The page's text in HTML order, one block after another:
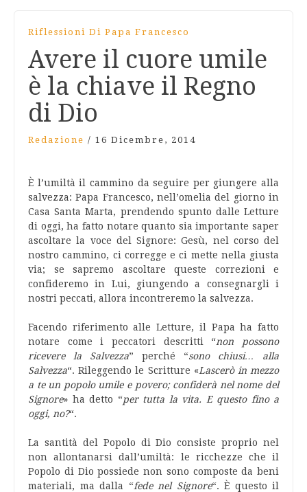
Riflessioni Di Papa Francesco
Avere il cuore umile
è la chiave il Regno
di Dio
Redazione / 16 Dicembre, 2014
È l’umiltà il cammino da seguire per giungere alla
salvezza: Papa Francesco, nell’omelia del giorno in
Casa Santa Marta, prendendo spunto dalle Letture
di oggi, ha fatto notare quanto sia importante saper
ascoltare la voce del Signore: Gesù, nel corso del
nostro cammino, ci corregge e ci mette nella giusta
via; se sapremo ascoltare queste correzioni e
confideremo in Lui, giungendo a consegnargli i
nostri peccati, allora incontreremo la salvezza.
Facendo riferimento alle Letture, il Papa ha fatto
notare come i peccatori descritti “non possono
ricevere la Salvezza” perché “sono chiusi… alla
Salvezza“. Rileggendo le Scritture «Lascerò in mezzo
a te un popolo umile e povero; confiderà nel nome del
Signore» ha detto “per tutta la vita. E questo fino a
oggi, no?“.
La santità del Popolo di Dio consiste proprio nel
non allontanarsi dall’umiltà: le ricchezze che il
Popolo di Dio possiede non sono composte da beni
materiali, ma dalla “fede nel Signore“. È questo il